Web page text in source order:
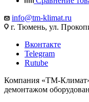
info@tm-klimat.ru
г. Тюмень, ул.
Вконтакте
Telegram
Rutube
Компания «ТМ-
демонтажом